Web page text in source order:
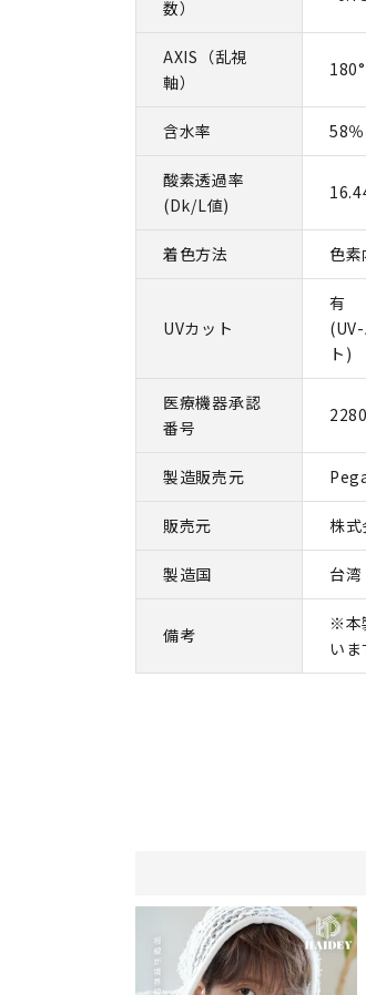
数）
AXIS（乱視
軸）
180°
含水率 58％
酸素透過率
(Dk/L値)
着色方法 色
UVカット
有
ト)
医療機器承認
番号
製造販売元
販売元 株式
製造国 台湾
備考
※本
いま